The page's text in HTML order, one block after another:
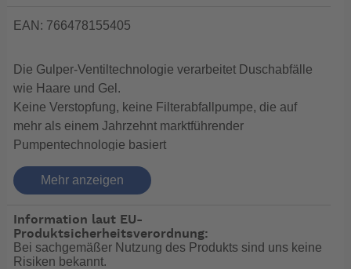
EAN: 766478155405
Die Gulper-Ventiltechnologie verarbeitet Duschabfälle
wie Haare und Gel.
Keine Verstopfung, keine Filterabfallpumpe, die auf
mehr als einem Jahrzehnt marktführender
Pumpentechnologie basiert
Bis zu 14 Liter (3,7 US-Gallonen) pro Minute
Läuft ohne Beschädigung trocken und
pumpt ein Luft-Wasser-Gemisch
Mehr anzeigen
Information laut EU-
Produktsicherheitsverordnung:
Bei sachgemäßer Nutzung des Produkts sind uns keine
Risiken bekannt.